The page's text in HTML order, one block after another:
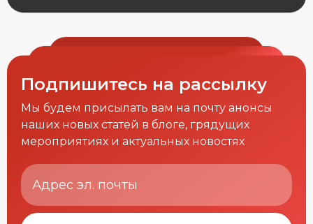
Подпишитесь на рассылку
Мы будем присылать вам на почту анонсы
наших новых статей в блоге, грядущих
мероприятиях и актуальных новостях